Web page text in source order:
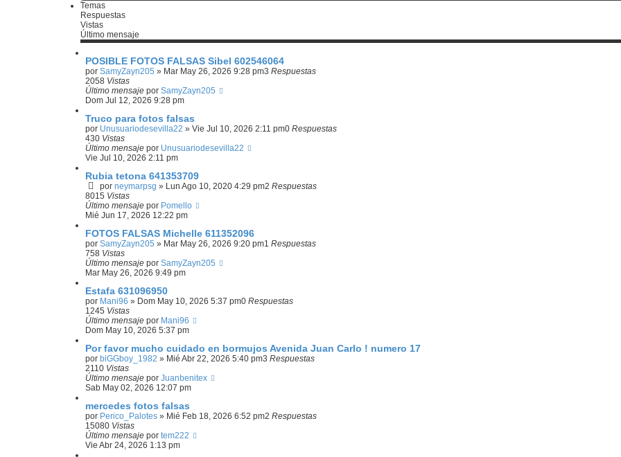
Temas
Respuestas
Vistas
Último mensaje
POSIBLE FOTOS FALSAS Sibel 602546064
por SamyZayn205 » Mar May 26, 2026 9:28 pm3 Respuestas
2058 Vistas
Último mensaje por SamyZayn205
Dom Jul 12, 2026 9:28 pm
Truco para fotos falsas
por Unusuariodesevilla22 » Vie Jul 10, 2026 2:11 pm0 Respuestas
430 Vistas
Último mensaje por Unusuariodesevilla22
Vie Jul 10, 2026 2:11 pm
Rubia tetona 641353709
por neymarpsg » Lun Ago 10, 2020 4:29 pm2 Respuestas
8015 Vistas
Último mensaje por Pomello
Mié Jun 17, 2026 12:22 pm
FOTOS FALSAS Michelle 611352096
por SamyZayn205 » Mar May 26, 2026 9:20 pm1 Respuestas
758 Vistas
Último mensaje por SamyZayn205
Mar May 26, 2026 9:49 pm
Estafa 631096950
por Mani96 » Dom May 10, 2026 5:37 pm0 Respuestas
1245 Vistas
Último mensaje por Mani96
Dom May 10, 2026 5:37 pm
Por favor mucho cuidado en bormujos Avenida Juan Carlo ! numero 17
por biGGboy_1982 » Mié Abr 22, 2026 5:40 pm3 Respuestas
2110 Vistas
Último mensaje por Juanbenitex
Sab May 02, 2026 12:07 pm
mercedes fotos falsas
por Perico_Palotes » Mié Feb 18, 2026 6:52 pm2 Respuestas
15080 Vistas
Último mensaje por tem222
Vie Abr 24, 2026 1:13 pm